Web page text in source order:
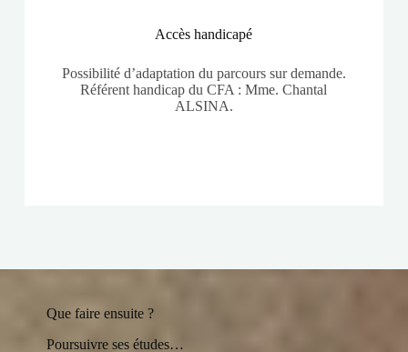
Accès handicapé
Possibilité d’adaptation du parcours sur demande.
Référent handicap du CFA : Mme. Chantal
ALSINA.
Que faire ensuite ?
Poursuivre ses études…